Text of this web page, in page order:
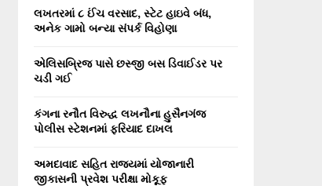
લખતરમાં ૮ ઈંચ વરસાદ, સ્ટેટ હાઇવે બંધ,
અનેક ગામો બન્યા સંપર્ક વિહોણા
એલિસબ્રિજ પાસે છસ્જી બસ ડિવાઈડર પર
ચડી ગઈ
કંગના રનૌત વિરુદ્ધ લખનૌના હુસૈનગંજ
પોલીસ સ્ટેશનમાં ફરિયાદ દાખલ
અમદાવાદ સહિત રાજ્યમાં યોજાનારી
જીકાસની પ્રવેશ પરીક્ષા મોકૂફ